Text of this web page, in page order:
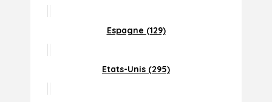
Espagne (129)
Etats-Unis (295)